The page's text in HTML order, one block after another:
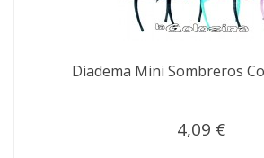
Diadema Mini Sombreros
4,09 €